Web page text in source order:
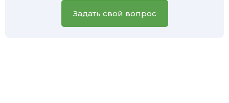
Задать свой вопрос